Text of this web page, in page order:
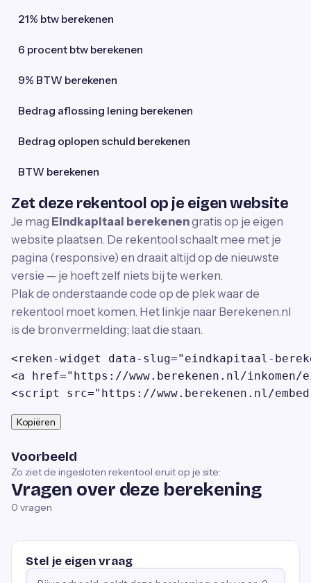
21% btw berekenen
6 procent btw berekenen
9% BTW berekenen
Bedrag aflossing lening berekenen
Bedrag oplopen schuld berekenen
BTW berekenen
Zet deze rekentool op je eigen website
Je mag Eindkapitaal berekenengratis op je eigen
website plaatsen. De rekentool schaalt mee met je
pagina (responsive) en draait altijd op de nieuwste
versie — je hoeft zelf niets bij te werken.
Plak de onderstaande code op de plek waar de
rekentool moet komen. Het linkje naar Berekenen.nl
is de bronvermelding; laat die staan.
<reken-widget data-slug="eindkapitaal-
<a href="https://www.berekenen.nl/inkomen/
<script src="https://www.berekenen.nl/
Kopiëren
Voorbeeld
Zo ziet de ingesloten rekentool eruit op je site:
Vragen over deze berekening
0 vragen
Stel je eigen vraag